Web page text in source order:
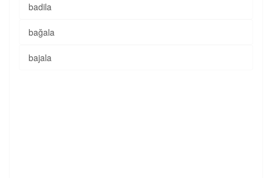
badila
bağala
bajala